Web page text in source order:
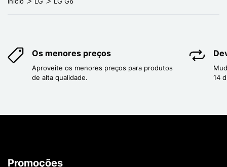
Os menores preços
Aproveite os menores preços para produtos
de alta qualidade.
14
Promoções